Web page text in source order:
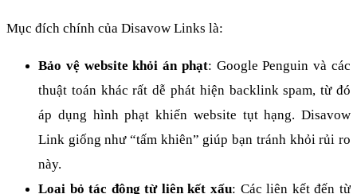
Mục đích chính của Disavow Links là:
Bảo vệ website khỏi án phạt: Google Penguin và các
thuật toán khác rất dễ phát hiện backlink spam, từ đó
áp dụng hình phạt khiến website tụt hạng. Disavow
Link giống như “tấm khiên” giúp bạn tránh khỏi rủi ro
này.
Loại bỏ tác động từ liên kết xấu: Các liên kết đến từ